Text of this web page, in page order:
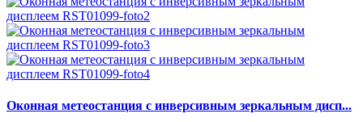
Оконная метеостанция с инверсивным зеркальным дисп...